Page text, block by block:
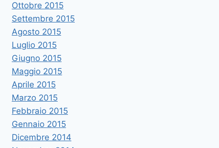
Ottobre 2015
Settembre 2015
Agosto 2015
Luglio 2015
Giugno 2015
Maggio 2015
Aprile 2015
Marzo 2015
Febbraio 2015
Gennaio 2015
Dicembre 2014